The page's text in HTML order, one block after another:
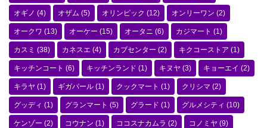
オギノ (4) オザム (5) オリンピック (12) オンリーワン (2)
オークワ (13) オーケー (15) オータニ (6) カジマート (1)
カスミ (38) カネスエ (4) カブセンター (2) キクコーストア (1)
キッチンコート (6) キッチンランド (1) キヌヤ (3) キョーエイ (2)
キラヤ (1) ギガパール (1) クックマート (1) クリシマ (2)
グッディ (1) グランマート (5) グラード (1) グルメシティ (10)
ケンゾー (2) コウナン (1) ココスナカムラ (2) コノミヤ (9)